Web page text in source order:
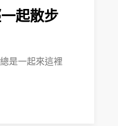
起散步
是一起來這裡